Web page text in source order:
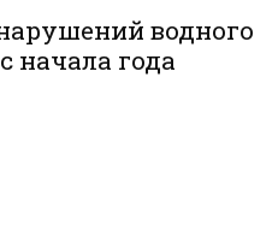
водного
начала года